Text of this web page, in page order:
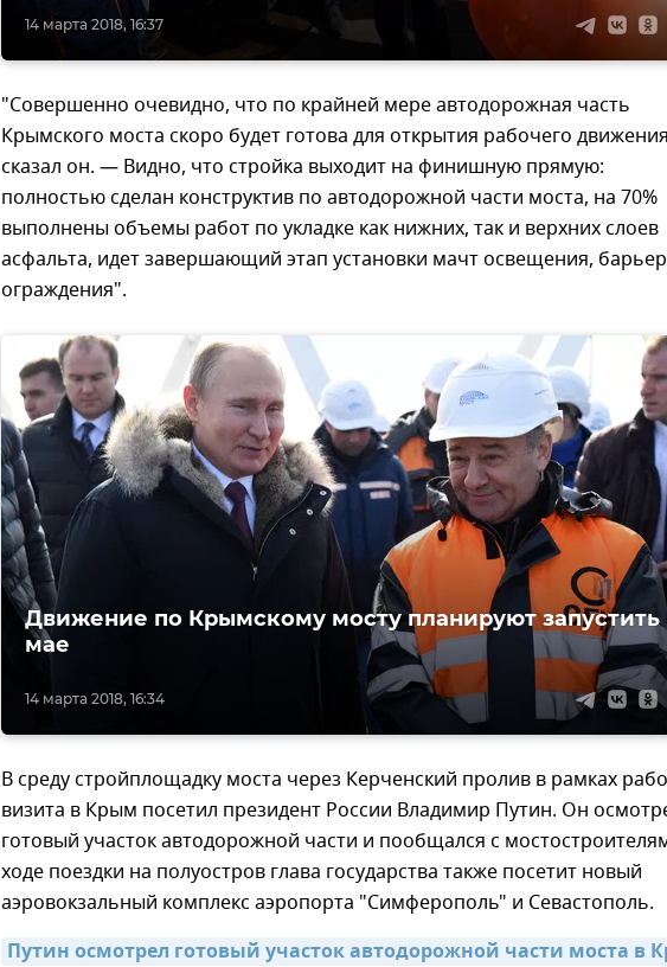
14 марта 2018, 16:37
"Совершенно очевидно, что по крайней мере автодорожная часть
Крымского моста скоро будет готова для открытия рабочего
сказал он. — Видно, что стройка выходит на финишную прямую:
полностью сделан конструктив по автодорожной части моста, на 70%
выполнены объемы работ по укладке как нижних, так и верхних слоев
асфальта, идет завершающий этап установки мачт освещения,
ограждения".
14 марта 2018, 16:34
Движение по Крымскому мосту планируют запустить
мае
В среду стройплощадку моста через Керченский пролив в рамках
визита в Крым посетил президент России Владимир Путин. Он
готовый участок автодорожной части и пообщался с
ходе поездки на полуостров глава государства также посетит новый
аэровокзальный комплекс аэропорта "Симферополь" и Севастополь.
Путин осмотрел готовый участок автодорожной части моста в